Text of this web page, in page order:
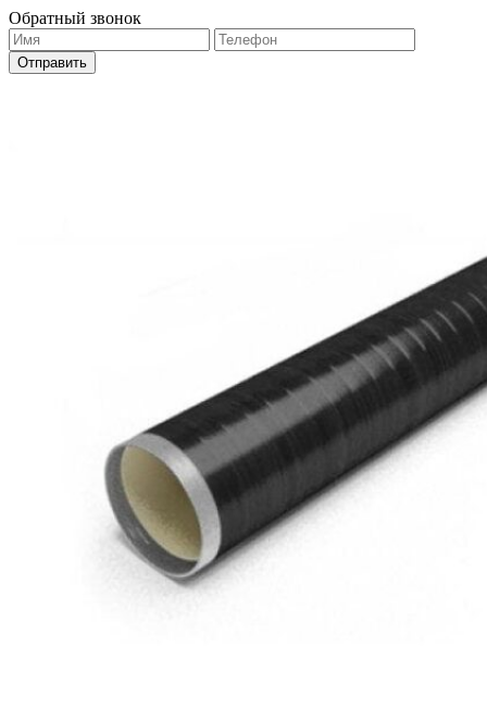
Обратный звонок